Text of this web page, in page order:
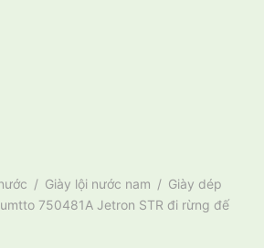
/ Giày lội nước nam / Giày dép
750481A Jetron STR đi rừng đế